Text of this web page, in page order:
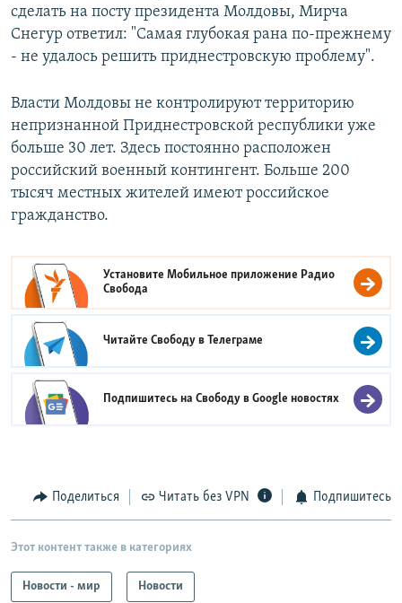
сделать на посту президента Молдовы, Мирча
Снегур ответил: "Самая глубокая рана по-прежнему
- не удалось решить приднестровскую проблему".
Власти Молдовы не контролируют территорию
непризнанной Приднестровской республики уже
больше 30 лет. Здесь постоянно расположен
российский военный контингент. Больше 200
тысяч местных жителей имеют российское
гражданство.
Установите Мобильное приложение Радио
Свобода
Читайте Свободу вТелеграме
Подпишитесь на Свободу вGoogle новостях
Поделиться Читать без VPN Подпишитесь
Этот контент также в категориях
Новости - мир Новости